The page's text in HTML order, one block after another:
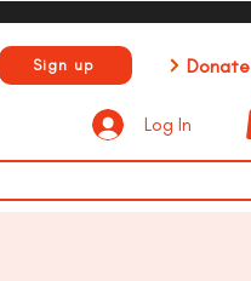
Sign up Donate
Log In